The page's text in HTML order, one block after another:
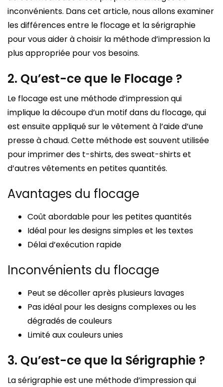
inconvénients. Dans cet article, nous allons examiner
les différences entre le flocage et la sérigraphie
pour vous aider à choisir la méthode d’impression la
plus appropriée pour vos besoins.
2. Qu’est-ce que le Flocage ?
Le flocage est une méthode d’impression qui
implique la découpe d’un motif dans du flocage, qui
est ensuite appliqué sur le vêtement à l’aide d’une
presse à chaud. Cette méthode est souvent utilisée
pour imprimer des t-shirts, des sweat-shirts et
d’autres vêtements en petites quantités.
Avantages du flocage
Coût abordable pour les petites quantités
Idéal pour les designs simples et les textes
Délai d’exécution rapide
Inconvénients du flocage
Peut se décoller après plusieurs lavages
Pas idéal pour les designs complexes ou les
dégradés de couleurs
Limité aux couleurs unies
3. Qu’est-ce que la Sérigraphie ?
La sérigraphie est une méthode d’impression qui